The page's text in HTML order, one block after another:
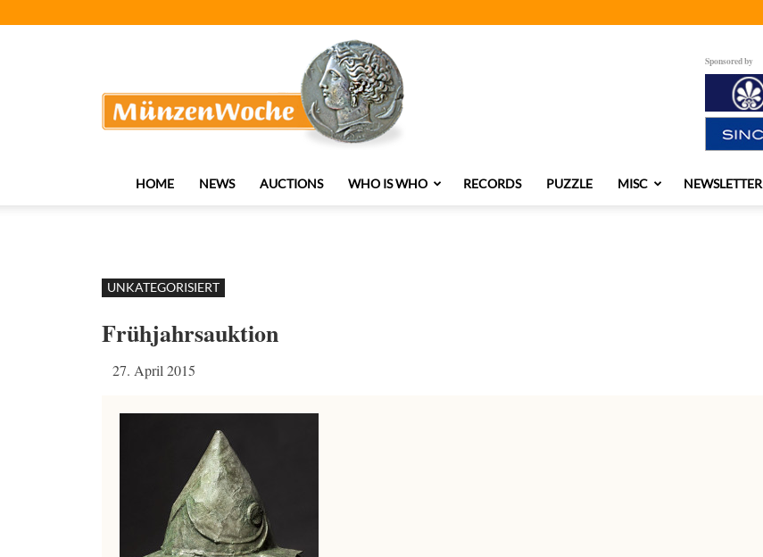
Sponsored by
HOME NEWS AUCTIONS WHO IS WHO RECORDS PUZZLE MISC NEWSLETTER
UNKATEGORISIERT
Frühjahrsauktion
27. April 2015